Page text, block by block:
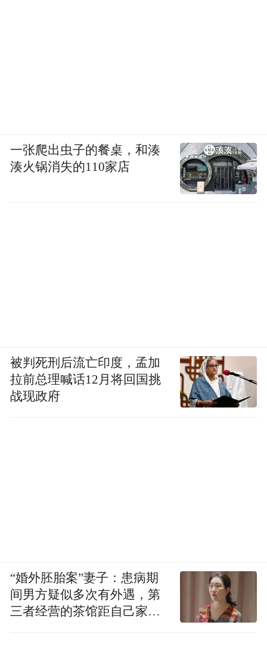
一张爬出虫子的餐桌，和湊
湊火锅消失的110家店
被判死刑后流亡印度，孟加
拉前总理喊话12月将回国挑
战现政府
“婚外胚胎案”妻子：患病期
间男方疑似多次有外遇，第
三者经营的茶馆距自己家步